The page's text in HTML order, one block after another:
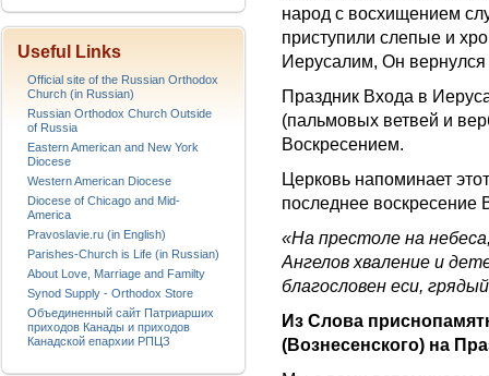
народ с восхищением
приступили слепые и
Иерусалим, Он
Праздник Входа в
(пальмовых ветвей и
Воскресением.
Церковь напоминает
последнее воскресение
«На престоле на
Ангелов хваление и
благословен еси,
Из Слова
(Вознесенского) на
Useful Links
Official site of the Russian Orthodox
Church (in Russian)
Russian Orthodox Church Outside
of Russia
Eastern American and New York
Diocese
Western American Diocese
Diocese of Chicago and Mid-
America
Pravoslavie.ru (in English)
Parishes-Church is Life (in Russian)
About Love, Marriage and Familty
Synod Supply - Orthodox Store
Объединенный сайт Патриарших
приходов Канады и приходов
Канадской епархии РПЦЗ